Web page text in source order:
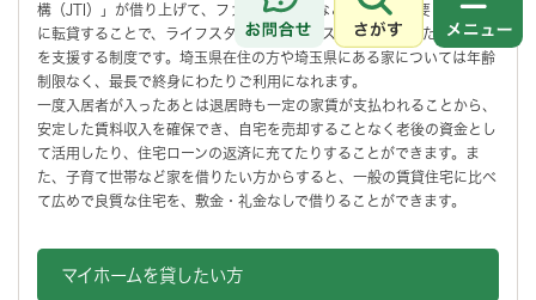
さがす
構（JTI）」が借り上げて、ファミリー世帯など広い家を必要とする方
に転貸することで、ライフスタイルやライフステージに応じた住みかえ
を支援する制度です。埼玉県在住の方や埼玉県にある家については年齢
制限なく、最長で終身にわたりご利用になれます。
一度入居者が入ったあとは退居時も一定の家賃が支払われることから、
安定した賃料収入を確保でき、自宅を売却することなく老後の資金とし
て活用したり、住宅ローンの返済に充てたりすることができます。ま
た、子育て世帯など家を借りたい方からすると、一般の賃貸住宅に比べ
て広めで良質な住宅を、敷金・礼金なしで借りることができます。
マイホームを貸したい方